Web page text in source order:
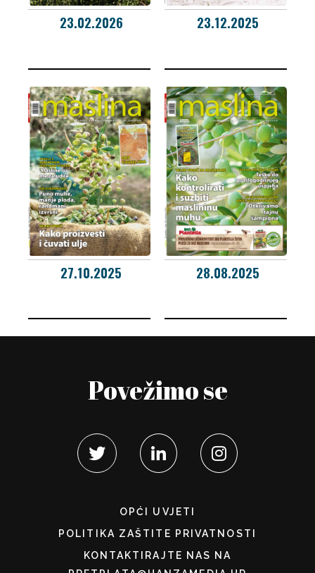
23.02.2026 23.12.2025
27.10.2025 28.08.2025
Povežimo se
OPĆI UVJETI
POLITIKA ZAŠTITE PRIVATNOSTI
KONTAKTIRAJTE NAS NA